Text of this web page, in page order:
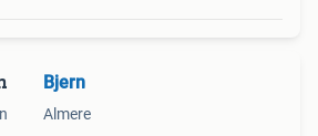
Bjern
Almere